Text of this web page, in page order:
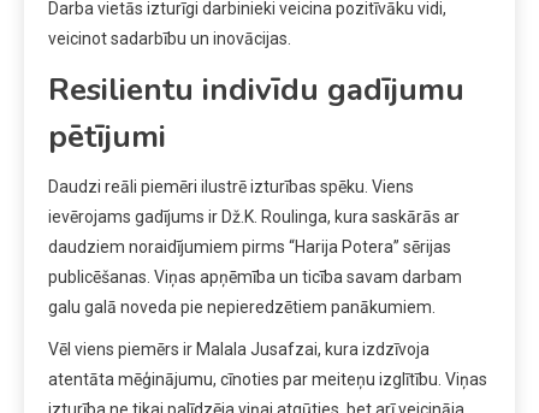
Darba vietās izturīgi darbinieki veicina pozitīvāku vidi,
veicinot sadarbību un inovācijas.
Resilientu indivīdu gadījumu
pētījumi
Daudzi reāli piemēri ilustrē izturības spēku. Viens
ievērojams gadījums ir Dž.K. Roulinga, kura saskārās ar
daudziem noraidījumiem pirms “Harija Potera” sērijas
publicēšanas. Viņas apņēmība un ticība savam darbam
galu galā noveda pie nepieredzētiem panākumiem.
Vēl viens piemērs ir Malala Jusafzai, kura izdzīvoja
atentāta mēģinājumu, cīnoties par meiteņu izglītību. Viņas